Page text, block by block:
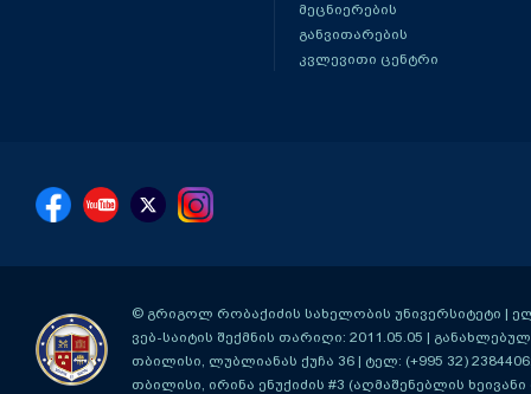
მეცნიერების
განვითარების
კვლევითი ცენტრი
© გრიგოლ რობაქიძის სახელობის უნივერსიტეტი |
ვებ-საიტის შექმნის თარიღი: 2011.05.05 |
თბილისი, ლუბლიანას ქუჩა 36 | ტელ: (+995 32)
თბილისი, ირინა ენუქიძის #3 (აღმაშენებლის ხეივანი